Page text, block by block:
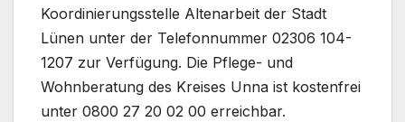
Koordinierungsstelle Altenarbeit der Stadt
Lünen unter der Telefonnummer 02306 104-
1207 zur Verfügung. Die Pflege- und
Wohnberatung des Kreises Unna ist kostenfrei
unter 0800 27 20 02 00 erreichbar.